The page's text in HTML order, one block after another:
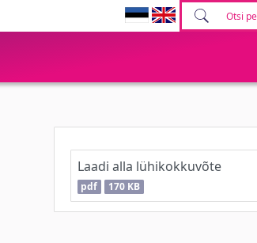
Laadi alla lühikokkuvõte
pdf 170 KB